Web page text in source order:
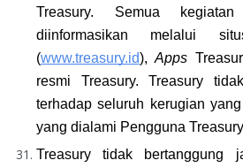
Treasury. Semua
diinformasikan melalui
(www.treasury.id), Apps
resmi Treasury. Treasury
terhadap seluruh kerugian
yang dialami Pengguna
Treasury tidak bertanggung